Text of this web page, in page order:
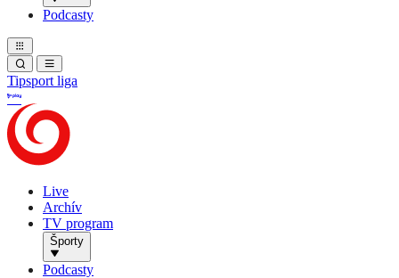
Podcasty
Tipsport liga
Live
Archív
TV program
Športy
Podcasty